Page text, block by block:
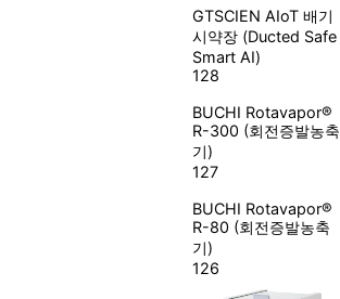
GTSCIEN AIoT 배기
시약장 (Ducted Safe
Smart AI)
128
BUCHI Rotavapor®
R-300 (회전증발농축
기)
127
BUCHI Rotavapor®
R-80 (회전증발농축
기)
126